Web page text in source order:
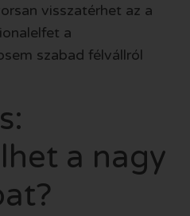
visszatérhet az a
a
szabad félvállról
a nagy